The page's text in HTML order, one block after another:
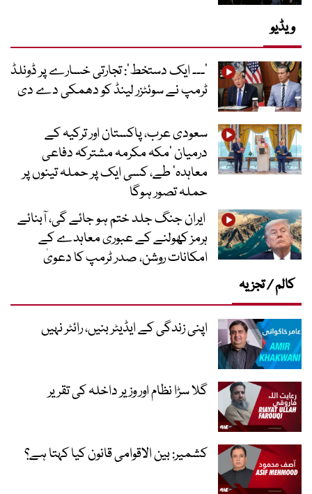
ویڈیو
’۔۔۔ ایک دستخط‘: تجارتی خسارے پر ڈونلڈ
ٹرمپ نے سوئٹزر لینڈ کو دھمکی دے دی
سعودی عرب، پاکستان اور ترکیہ کے
درمیان ’مکہ مکرمہ مشترکہ دفاعی
معاہدہ‘ طے، کسی ایک پر حملہ تینوں پر
حملہ تصور ہوگا
ایران جنگ جلد ختم ہو جائے گی، آبنائے
ہرمز کھولنے کے عبوری معاہدے کے
امکانات روشن، صدر ٹرمپ کا دعویٰ
کالم / تجزیہ
اپنی زندگی کے ایڈیٹر بنیں، رائٹر نہیں
گلا سڑا نظام اور وزیر داخلہ کی تقریر
کشمیر: بین الاقوامی قانون کیا کہتا ہے؟